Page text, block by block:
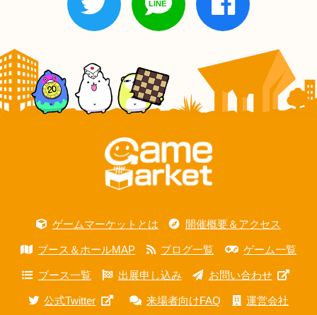
ゲームマーケットとは 開催概要＆アクセス
ブース＆ホールMAP ブログ一覧 ゲーム一覧
ブース一覧 出展申し込み お問い合わせ
公式Twitter 来場者向けFAQ 運営会社